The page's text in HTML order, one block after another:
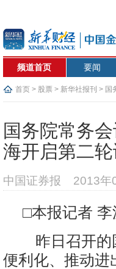
频道首页 要闻
首页 > 股票 > 新华社报刊 > 国
国务院常务
海开启第二
中国证券报 2013年
□本报记者 李
昨日召开的
便利化、推动进